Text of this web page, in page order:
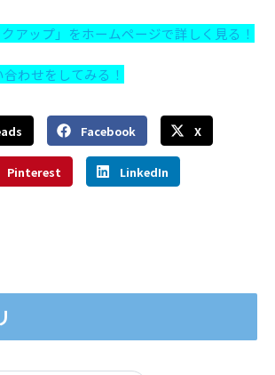
クアップ」をホームページで詳しく見る！
わせをしてみる！
Facebook X
Pinterest LinkedIn